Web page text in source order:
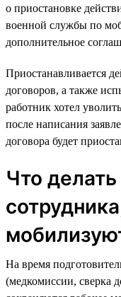
о приостановке
военной службы по
дополнительное
Приостанавливается
договоров, а также
работник хотел
после написания
договора будет
Что
На время
(медкомиссии, сверка